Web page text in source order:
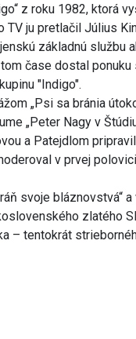
z roku 1982, ktorá
TV ju pretlačil Július
základnú službu
čase dostal
"Indigo".
„Psi sa bránia
„Peter Nagy v
a Patejdlom
v prvej
svoje bláznovstvá“
zlatého
– tentokrát